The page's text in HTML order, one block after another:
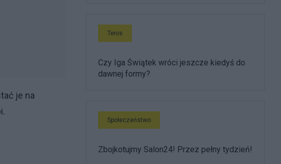
je na
Tenis
Czy Iga Świątek wróci jeszcze kiedyś do
dawnej formy?
Społeczeństwo
Zbojkotujmy Salon24! Przez pełny tydzień!